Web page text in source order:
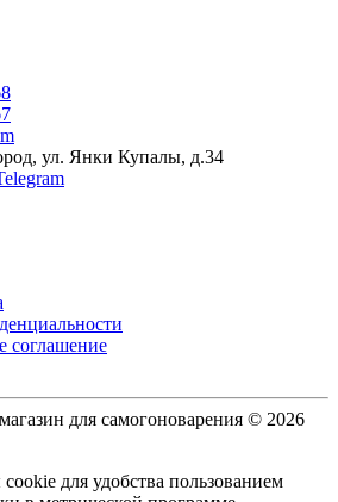
ул. Янки Купалы, д.34
соглашение
для самогоноварения © 2026
для удобства пользованием